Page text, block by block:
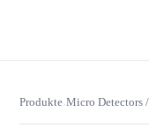
Produkte›Micro Detectors